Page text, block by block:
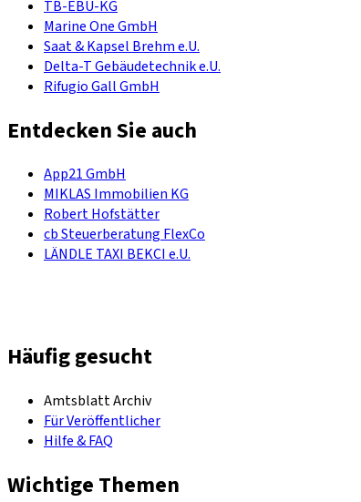
TB-EBU-KG
Marine One GmbH
Saat & Kapsel Brehm e.U.
Delta-T Gebäudetechnik e.U.
Rifugio Gall GmbH
Entdecken Sie auch
App21 GmbH
MIKLAS Immobilien KG
Robert Hofstätter
cb Steuerberatung FlexCo
LÄNDLE TAXI BEKCI e.U.
Häufig gesucht
Amtsblatt Archiv
Für Veröffentlicher
Hilfe & FAQ
Wichtige Themen